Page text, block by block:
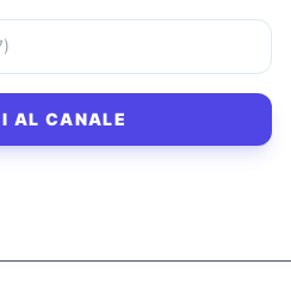
AL CANALE